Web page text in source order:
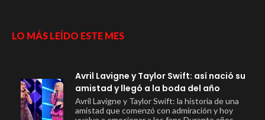
LO MÁS LEÍDO ESTE MES
Avril Lavigne y Taylor Swift: así nació su
amistad y llegó a la boda del año
Avril Lavigne y Taylor Swift: la historia de una
amistad que comenzó con admiración y hoy